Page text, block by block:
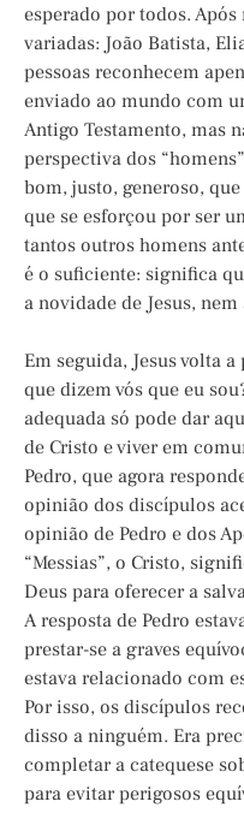
esperado por todos.
variadas: João Batista,
pessoas reconhecem
enviado ao mundo com
Antigo Testamento, mas
perspectiva dos
bom, justo, generoso,
que se esforçou por ser
tantos outros homens
é o suficiente: significa
a novidade de Jesus,
Em seguida, Jesus volta
que dizem vós que eu
adequada só pode dar
de Cristo e viver em
Pedro, que agora
opinião dos discípulos
opinião de Pedro e dos
“Messias”, o Cristo,
Deus para oferecer a
A resposta de Pedro
prestar-se a graves
estava relacionado com
Por isso, os discípulos
disso a ninguém. Era
completar a catequese
para evitar perigosos